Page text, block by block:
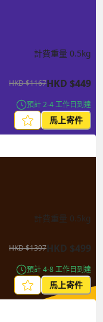
計費重量 0.5kg
HKD$1167HKD $449
預計 2-4 工作日到達
馬上寄件
計費重量 0.5kg
HKD$1397HKD $499
預計 4-8 工作日到達
馬上寄件